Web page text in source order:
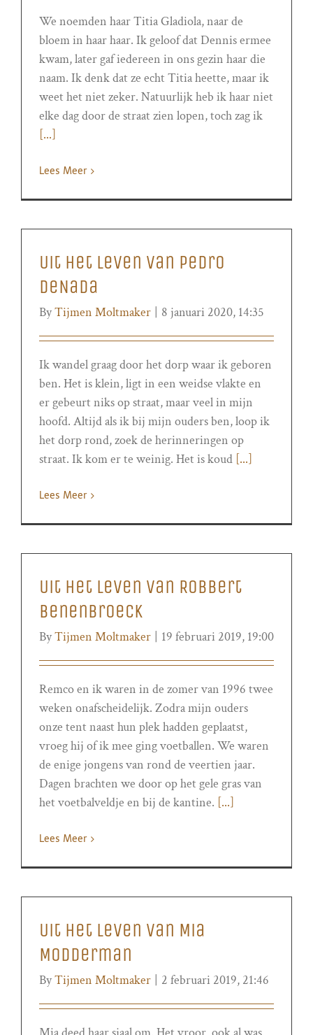
We noemden haar Titia Gladiola, naar de
bloem in haar haar. Ik geloof dat Dennis ermee
kwam, later gaf iedereen in ons gezin haar die
naam. Ik denk dat ze echt Titia heette, maar ik
weet het niet zeker. Natuurlijk heb ik haar niet
elke dag door de straat zien lopen, toch zag ik
[...]
Lees Meer
Uit het leven van Pedro
DeNada
ByTijmen Moltmaker 8 januari 2020, 14:35
Ik wandel graag door het dorp waar ik geboren
ben. Het is klein, ligt in een weidse vlakte en
er gebeurt niks op straat, maar veel in mijn
hoofd. Altijd als ik bij mijn ouders ben, loop ik
het dorp rond, zoek de herinneringen op
straat. Ik kom er te weinig. Het is koud [...]
Lees Meer
Uit het leven van Robbert
Benenbroeck
ByTijmen Moltmaker 19 februari 2019, 19:00
Remco en ik waren in de zomer van 1996 twee
weken onafscheidelijk. Zodra mijn ouders
onze tent naast hun plek hadden geplaatst,
vroeg hij of ik mee ging voetballen. We waren
de enige jongens van rond de veertien jaar.
Dagen brachten we door op het gele gras van
het voetbalveldje en bij de kantine. [...]
Lees Meer
Uit het leven van Mia
Modderman
ByTijmen Moltmaker 2 februari 2019, 21:46